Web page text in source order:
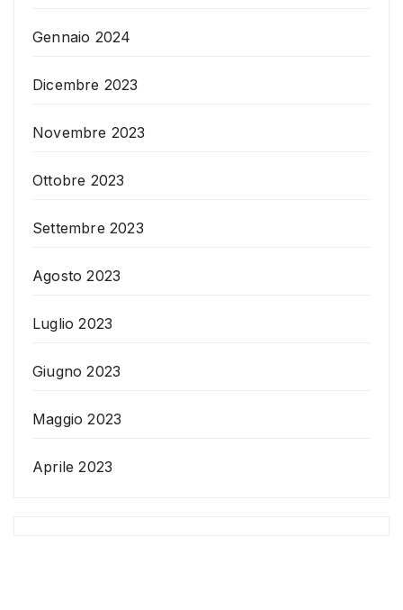
Gennaio 2024
Dicembre 2023
Novembre 2023
Ottobre 2023
Settembre 2023
Agosto 2023
Luglio 2023
Giugno 2023
Maggio 2023
Aprile 2023